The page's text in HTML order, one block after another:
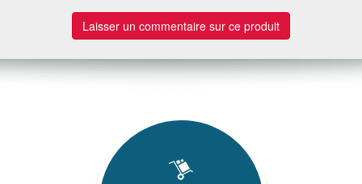
Laisser un commentaire sur ce produit